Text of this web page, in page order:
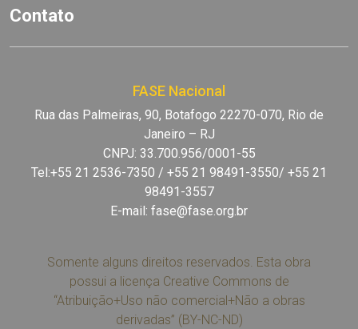
Contato
FASE Nacional
Rua das Palmeiras, 90, Botafogo 22270-070, Rio de
Janeiro – RJ
CNPJ: 33.700.956/0001-55
Tel:+55 21 2536-7350 / +55 21 98491-3550/ +55 21
98491-3557
E-mail: fase@fase.org.br
Somente alguns direitos reservados. Esta obra
possui a licença Creative Commons de
“Atribuição+Uso não comercial+Não a obras
derivadas” (BY-NC-ND)